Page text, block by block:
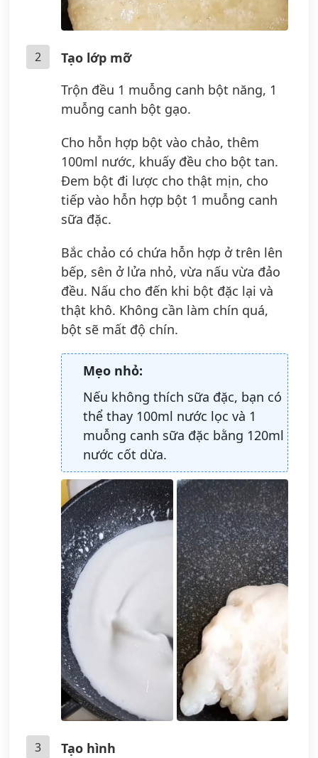
2
Tạo lớp mỡ
Trộn đều 1 muỗng canh bột năng, 1
muỗng canh bột gạo.
Cho hỗn hợp bột vào chảo, thêm
100ml nước, khuấy đều cho bột tan.
Đem bột đi lược cho thật mịn, cho
tiếp vào hỗn hợp bột 1 muỗng canh
sữa đặc.
Bắc chảo có chứa hỗn hợp ở trên lên
bếp, sên ở lửa nhỏ, vừa nấu vừa đảo
đều. Nấu cho đến khi bột đặc lại và
thật khô. Không cần làm chín quá,
bột sẽ mất độ chín.
Mẹo nhỏ:
Nếu không thích sữa đặc, bạn có
thể thay 100ml nước lọc và 1
muỗng canh sữa đặc bằng 120ml
nước cốt dừa.
3
Tạo hình